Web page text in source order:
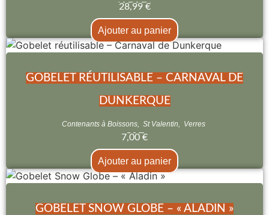
28,99 €
Ajouter au panier
GOBELET RÉUTILISABLE – CARNAVAL DE
DUNKERQUE
Contenants à Boissons, St Valentin, Verres
7,00 €
Ajouter au panier
GOBELET SNOW GLOBE – « ALADIN »